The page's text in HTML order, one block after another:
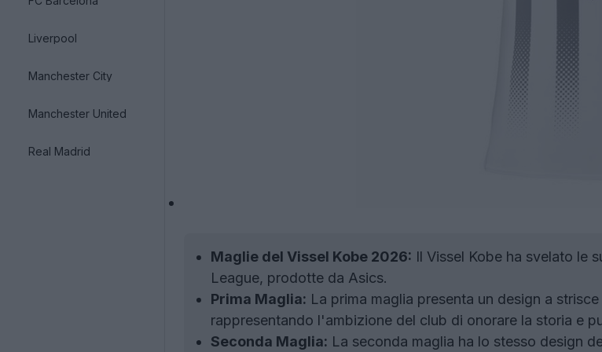
Liverpool
Manchester City
Manchester United
Real Madrid
Maglie del Vissel Kobe 2026: Il Vissel Kobe ha svelato le
League, prodotte da Asics.
Prima Maglia: La prima maglia presenta un design a
rappresentando l'ambizione del club di onorare la storia e
Seconda Maglia: La seconda maglia ha lo stesso design